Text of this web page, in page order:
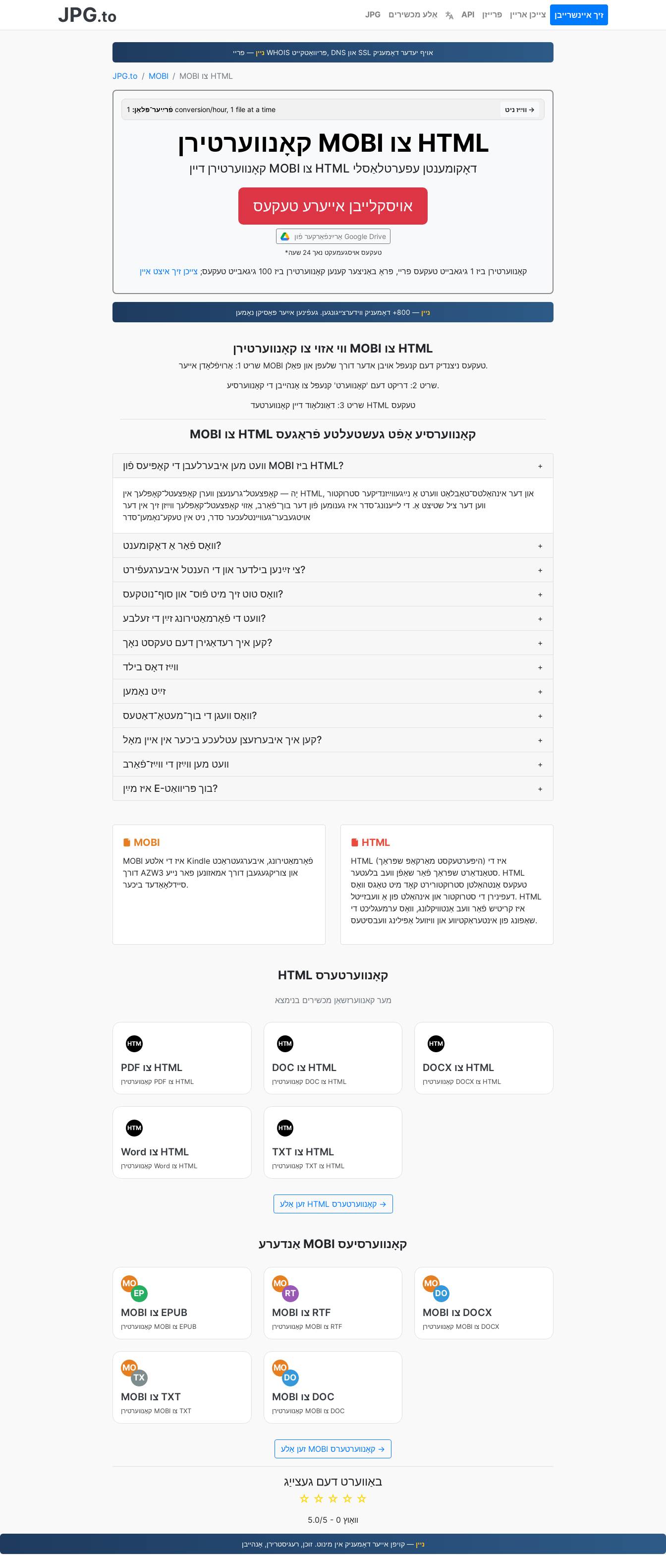
JPG.to JPG אַלע מכשירים API פרייזן צייכן אריין זיך איינשרייבן
נײן — פריי WHOIS פּריוואַטקייט, DNS און SSL אויף יעדער דאָמעניק
JPG.to MOBI MOBI צו HTML
פֿרײַער־פּלאַן: 1 conversion/hour, 1 file at a time װײַז ניט →
קאָנווערטירן MOBI צו HTML
קאָנווערטירן דיין MOBI צו HTML דאָקומענטן עפערטלאַסלי
אויסקלייבן אייערע טעקעס
אַרײַנפֿאַרקער פֿון Google Drive
*טעקעס אויסגעמעקט נאך 24 שעה
קאָנווערטירן ביז 1 גיגאבייט טעקעס פריי, פּראָ באַניצער קענען קאָנווערטירן ביז 100 גיגאבייט טעקעס; צייכן זיך איצט איין
נײן — 800+ דאָמעניק װידערצײגונגען. געפֿינען אײַער פּאַסיקן נאָמען
ווי אזוי צו קאָנווערטירן MOBI צו HTML
שריט 1: אַרויפֿלאָדן אייער MOBI טעקעס ניצנדיק דעם קנעפּל אויבן אדער דורך שלעפּן און פאַלן.
שריט 2: דריקט דעם 'קאָנווערט' קנעפּל צו אָנהייבן די קאָנווערסיע.
שריט 3: דאַונלאָוד דיין קאָנווערטעד HTML טעקעס
MOBI צו HTML קאָנווערסיע אָפֿט געשטעלטע פֿראַגעס
װעט מען איבערלעבן די קאָפּיעס פֿון MOBI ביז HTML? +
יָה — קאָפּצעטל־גרענעצן ווערן קאָפּצעטל־קאָפּלעך אין HTML, און דער אינהאַלטס־טאַבלאַט ווערט אַ נײַגעװײַזנדיקער סטרוקטור
װען דער ציל שטיצט אַ. די לײענונג־סדר איז גענומען פֿון דער בוך־פֿאַרב, אַזוי קאָפּצעטל־קאָפּלעך װײַזן זיך אין דער
אױטגעבער־געװײנטלעכער סדר, ניט אין טעקע־נאָמען־סדר
װאָס פֿאַר אַ דאָקומענט? +
צי זײַנען בילדער און די הענטל איבערגעפֿירט? +
וואָס טוט זיך מיט פֿוס־ און סוף־נוטקעס? +
װעט די פֿאָרמאַטירונג זײַן די זעלבע? +
קען איך רעדאַגירן דעם טעקסט נאָך? +
װײַז דאָס בילד +
זײַט נאָמען +
וואָס וועגן די בוך־מעטאַ־דאַטעס? +
קען איך איבערזעצן עטלעכע ביכער אין איין מאָל? +
װעט מען װײַזן די װײַז־פֿאַרב +
איז מײַן E-בוך פּריוואַט? +
MOBI
MOBI איז די אלטע Kindle פֿאָרמאַטירונג, איבערגעטראַכט
דורך AZW3 און צוריקגעגעבן דורך אמאזונען פאר נייע
סיידלאָאַדעד ביכער.
HTML
HTML (היפּערטעקסט מאַרקאַפּ שפּראַך) איז די
סטאַנדאַרט שפּראַך פֿאַר שאַפֿן וועב בלעטער. HTML
טעקעס אַנטהאַלטן סטרוקטורירט קאָד מיט טאַגס וואָס
דעפינירן די סטרוקטור און אינהאַלט פון אַ וועבזייטל. HTML
איז קריטיש פֿאַר וועב אַנטוויקלונג, וואָס ערמעגליכט די
שאַפונג פון אינטעראַקטיווע און וויזועל אַפּילינג וועבסיטעס.
HTML קאָנווערטערס
מער קאנווערזשאַן מכשירים בנימצא
HTM
PDF צו HTML
קאָנווערטירן PDF צו HTML
HTM
DOC צו HTML
קאָנווערטירן DOC צו HTML
HTM
DOCX צו HTML
קאָנווערטירן DOCX צו HTML
HTM
Word צו HTML
קאָנווערטירן Word צו HTML
HTM
TXT צו HTML
קאָנווערטירן TXT צו HTML
זען אַלע HTML קאָנווערטערס →
אַנדערע MOBI קאָנווערסיעס
MO
EP
MOBI צו EPUB
קאָנווערטירן MOBI צו EPUB
MO
RT
MOBI צו RTF
קאָנווערטירן MOBI צו RTF
MO
DO
MOBI צו DOCX
קאָנווערטירן MOBI צו DOCX
MO
TX
MOBI צו TXT
קאָנווערטירן MOBI צו TXT
MO
DO
MOBI צו DOC
קאָנווערטירן MOBI צו DOC
זען אַלע MOBI קאָנווערטערס →
באַווערט דעם געצייַג
☆
☆
☆
☆
☆
5.0/5 - 0 וואָוץ
נײן — קויפן אייער דאָמעניק אין מינוט. זוכן, רעגיסטרירן, אָנהײבן